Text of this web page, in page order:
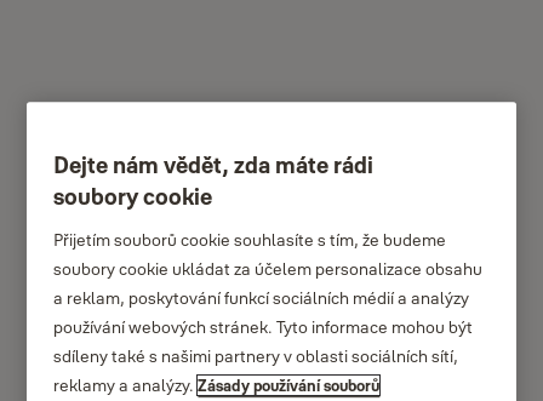
Yale YSEM250
Dejte nám vědět, zda máte rádi
soubory cookie
Přijetím souborů cookie souhlasíte s tím, že budeme
soubory cookie ukládat za účelem personalizace obsahu
a reklam, poskytování funkcí sociálních médií a analýzy
používání webových stránek. Tyto informace mohou být
sdíleny také s našimi partnery v oblasti sociálních sítí,
reklamy a analýzy.Zásady používání souborů